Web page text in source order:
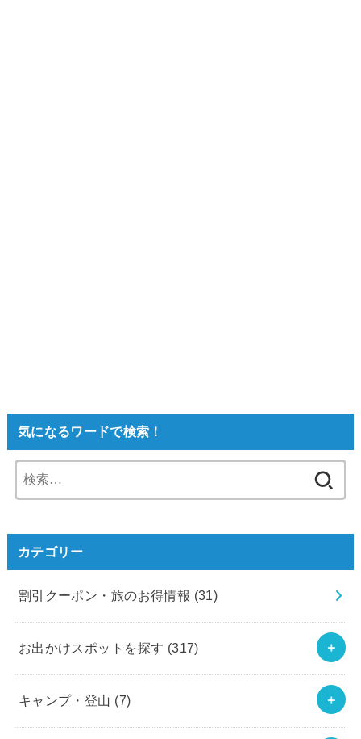
気になるワードで検索！
索:
カテゴリー
割引クーポン・旅のお得情報 (31)
お出かけスポットを探す (317)
キャンプ・登山 (7)